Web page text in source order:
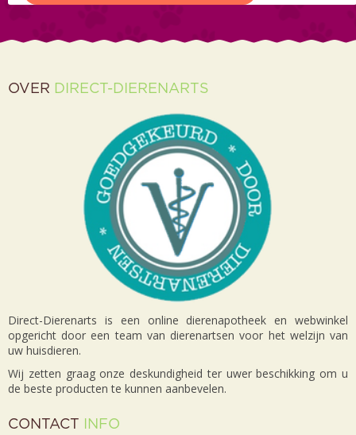
OVER DIRECT-DIERENARTS
Direct-Dierenarts is een online dierenapotheek en webwinkel
opgericht door een team van dierenartsen voor het welzijn van
uw huisdieren.
Wij zetten graag onze deskundigheid ter uwer beschikking om u
de beste producten te kunnen aanbevelen.
CONTACT INFO